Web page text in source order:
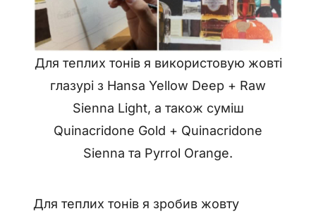
Для теплих тонів я використовую жовті
глазурі з Hansa Yellow Deep + Raw
Sienna Light, а також суміш
Quinacridone Gold + Quinacridone
Sienna та Pyrrol Orange.
Для теплих тонів я зробив жовту